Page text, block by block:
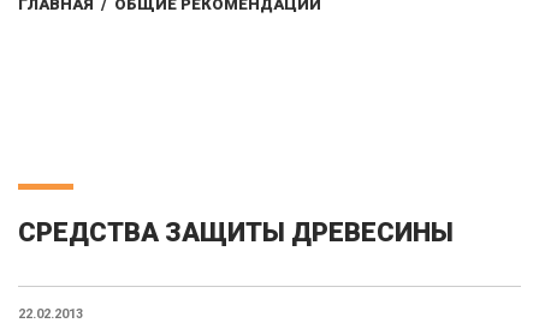
ГЛАВНАЯ / ОБЩИЕ РЕКОМЕНДАЦИИ
СРЕДСТВА ЗАЩИТЫ ДРЕВЕСИНЫ
22.02.2013